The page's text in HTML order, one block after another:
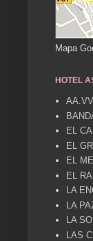
de
Mapa
HOTEL
EL
EL
EL
EL
LA
LA
LA
LAS